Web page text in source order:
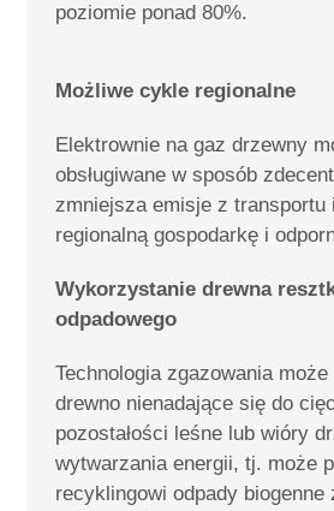
poziomie ponad 80%.
Możliwe cykle regionalne
Elektrownie na gaz drzewny
obsługiwane w sposób
zmniejsza emisje z transportu
regionalną gospodarkę i
Wykorzystanie drewna
odpadowego
Technologia zgazowania
drewno nienadające się do
pozostałości leśne lub wióry
wytwarzania energii, tj. może
recyklingowi odpady biogenne